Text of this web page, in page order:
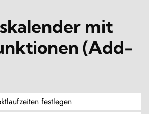
mit
(Add-
festlegen